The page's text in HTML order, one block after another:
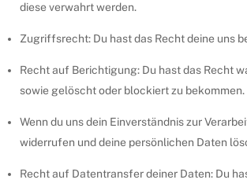
diese verwahrt werden.
Zugriffsrecht: Du hast das Recht deine uns
Recht auf Berichtigung: Du hast das Recht
sowie gelöscht oder blockiert zu bekommen.
Wenn du uns dein Einverständnis zur
widerrufen und deine persönlichen Daten
Recht auf Datentransfer deiner Daten: Du